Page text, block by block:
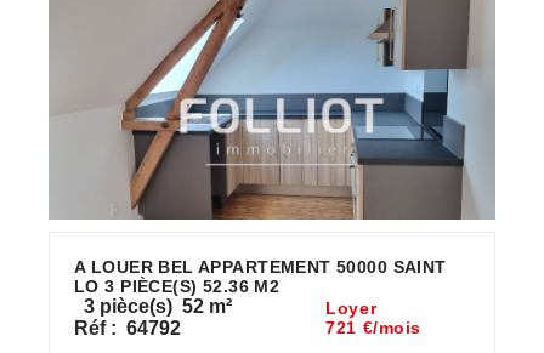
A LOUER BEL APPARTEMENT 50000 SAINT
LO 3 PIÈCE(S) 52.36 M2
3 pièce(s) 52 m²
Réf : 64792
Loyer
721 €/mois